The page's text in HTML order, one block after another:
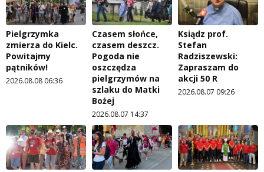
Pielgrzymka
zmierza do Kielc.
Powitajmy
pątników!
2026.08.08 06:36
Czasem słońce,
czasem deszcz.
Pogoda nie
oszczędza
pielgrzymów na
szlaku do Matki
Bożej
2026.08.07 14:37
Ksiądz prof.
Stefan
Radziszewski:
Zapraszam do
akcji 50 R
2026.08.07 09:26